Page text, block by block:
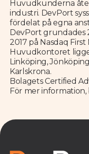
Huvudkunderna
industri. DevPort
fördelat på egna
DevPort grundades
2017 på Nasdaq
Huvudkontoret
Linköping,
Karlskrona.
Bolagets Certified
För mer information,